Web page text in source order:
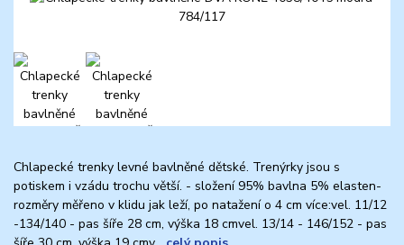
Chlapecké trenky levné bavlněné dětské. Trenýrky jsou s
potiskem i vzádu trochu větší. - složení 95% bavlna 5% elasten-
rozměry měřeno v klidu jak leží, po natažení o 4 cm více:vel. 11/12
-134/140 - pas šíře 28 cm, výška 18 cmvel. 13/14 - 146/152 - pas